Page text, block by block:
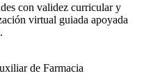
con validez curricular y
virtual guiada apoyada
.
de Farmacia